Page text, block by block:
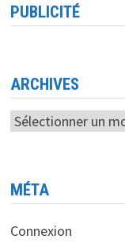
NVIDIA
SURPASSE
CHIFFRE
D’AFFAIRES
RECORD
DE
30
MILLIARDS
PUBLICITÉ
ARCHIVES
Archives
MÉTA
Connexion